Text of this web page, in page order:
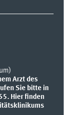
Arzt des
Sie bitte in
Hier finden